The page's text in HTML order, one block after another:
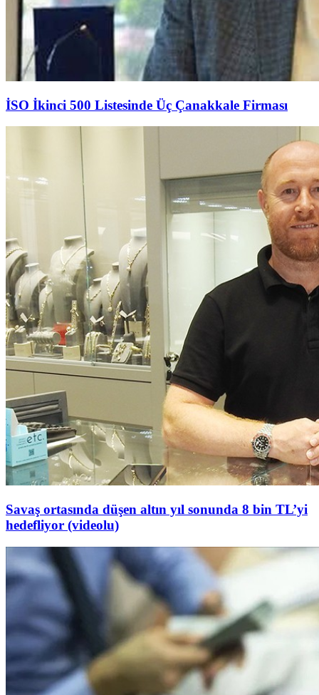
İSO İkinci 500 Listesinde Üç Çanakkale Firması
Savaş ortasında düşen altın yıl sonunda 8 bin TL’yi
hedefliyor (videolu)